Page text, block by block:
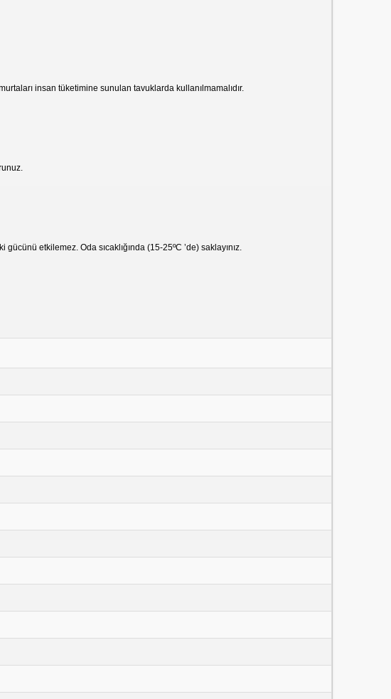
insan tüketimine sunulan tavuklarda kullanılmamalıdır.
etkilemez. Oda sıcaklığında (15-25ºC ’de) saklayınız.